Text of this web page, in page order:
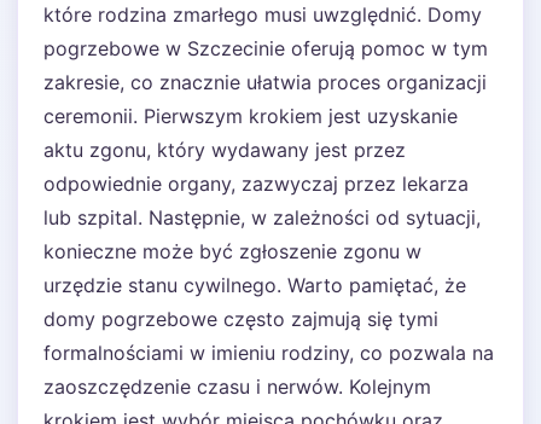
które rodzina zmarłego musi uwzględnić. Domy
pogrzebowe w Szczecinie oferują pomoc w tym
zakresie, co znacznie ułatwia proces organizacji
ceremonii. Pierwszym krokiem jest uzyskanie
aktu zgonu, który wydawany jest przez
odpowiednie organy, zazwyczaj przez lekarza
lub szpital. Następnie, w zależności od sytuacji,
konieczne może być zgłoszenie zgonu w
urzędzie stanu cywilnego. Warto pamiętać, że
domy pogrzebowe często zajmują się tymi
formalnościami w imieniu rodziny, co pozwala na
zaoszczędzenie czasu i nerwów. Kolejnym